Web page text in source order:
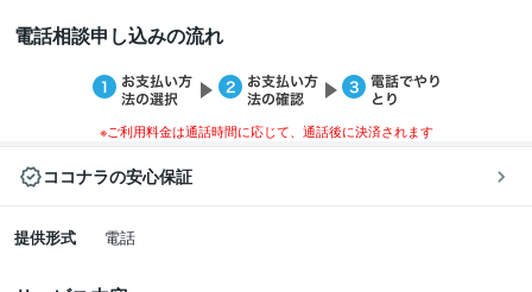
電話相談申し込みの流れ
※ご利用料金は通話時間に応じて、通話後に決済されます
ココナラの安心保証
提供形式 電話